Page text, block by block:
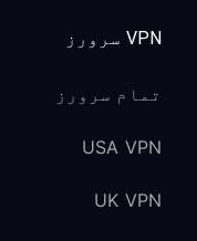
VPN سرورز
تمام سرورز
USA VPN
UK VPN